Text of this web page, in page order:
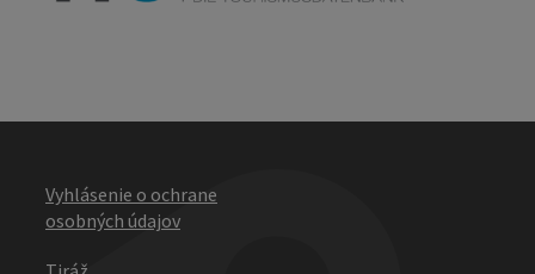
Vyhlásenie o ochrane
osobných údajov